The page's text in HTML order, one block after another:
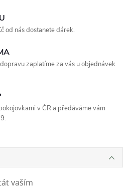
od nás dostanete dárek.
zaplatíme za vás u objednávek
v ČR a předáváme vám
vaším